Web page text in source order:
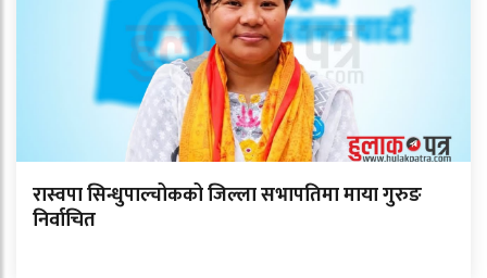
रास्वपा सिन्धुपाल्चोकको जिल्ला सभापतिमा माया गुरुङ
निर्वाचित